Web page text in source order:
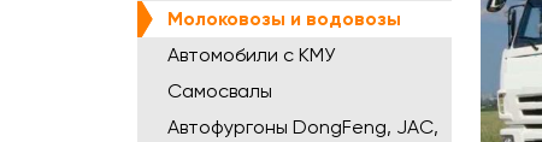
Молоковозы и водовозы
Автомобили с КМУ
Самосвалы
Автофургоны DongFeng, JAC,